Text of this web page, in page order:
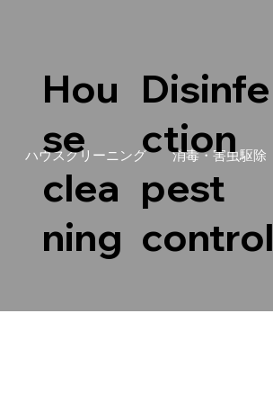
ハウスクリーニング 消毒・害虫駆除
Hou
se
clea
ning
Disinfe
ction
pest
control